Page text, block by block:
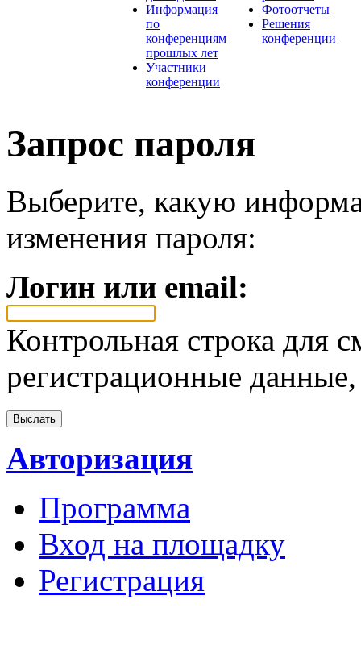
Информация
по
конференциям
прошлых лет
Участники
конференции
Фотоотчеты
Решения
конференции
Запрос пароля
Выберите, какую
изменения пароля:
Логин или email:
Контрольная строка для
регистрационные
Авторизация
Программа
Вход на площадку
Регистрация